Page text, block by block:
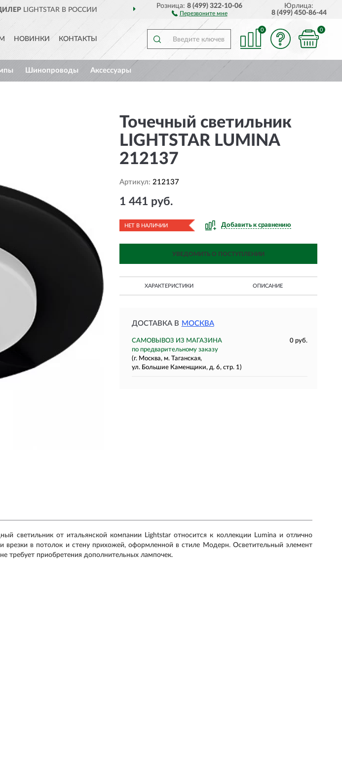
В РОССИИ ДОСТАВИМ ПО ВСЕЙ РОССИИ
Розница:8 (499) 322-10-06
Перезвоните мне
Юрлица:
8 (499) 450-86-44
НОВИНКИ КОНТАКТЫ
0 0
Шинопроводы Аксессуары
Точечный светильник
LIGHTSTAR LUMINA
212137
Артикул: 212137
1 441 руб.
НЕТ В НАЛИЧИИ Добавить к сравнению
УВЕДОМИТЬ О ПОСТУПЛЕНИИ
ХАРАКТЕРИСТИКИ ОПИСАНИЕ
ДОСТАВКА В МОСКВА
САМОВЫВОЗ ИЗ МАГАЗИНА
0 руб.
по предварительному заказу
(г. Москва, м. Таганская,
ул. Большие Каменщики, д. 6, стр. 1)
светильник от итальянской компании Lightstar относится к коллекции Lumina и отлично
врезки в потолок и стену прихожей, оформленной в стиле Модерн. Осветительный элемент
требует приобретения дополнительных лампочек.